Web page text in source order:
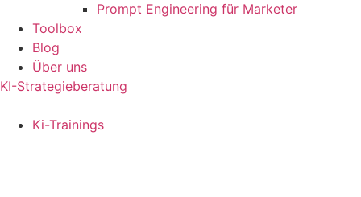
Prompt Engineering für Marketer
Toolbox
Blog
Über uns
KI-Strategieberatung
Ki-Trainings